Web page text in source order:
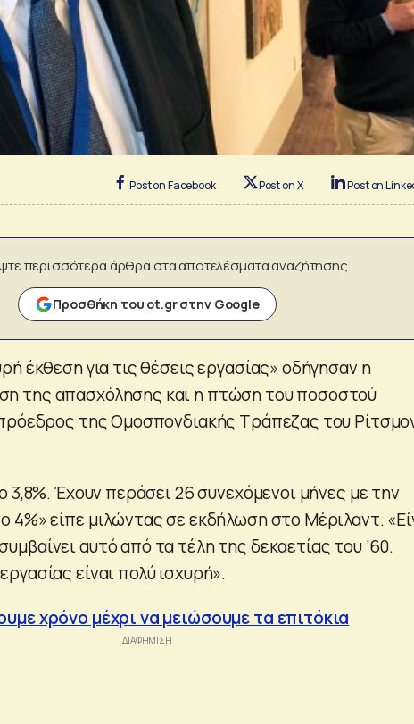
Post on Facebook Post on X Post on
περισσότερα άρθρα στα αποτελέσματα αναζήτησης
Προσθήκη του ot.gr στην Google
έκθεση για τις θέσεις εργασίας» οδήγησαν η
της απασχόλησης και η πτώση του ποσοστού
της Ομοσπονδιακής Τράπεζας του
3,8%. Έχουν περάσει 26 συνεχόμενοι μήνες με την
4%» είπε μιλώντας σε εκδήλωση στο Μέριλαντ.
αυτό από τα τέλη της δεκαετίας του ’60.
είναι πολύ ισχυρή».
χρόνο μέχρι να μειώσουμε τα επιτόκια